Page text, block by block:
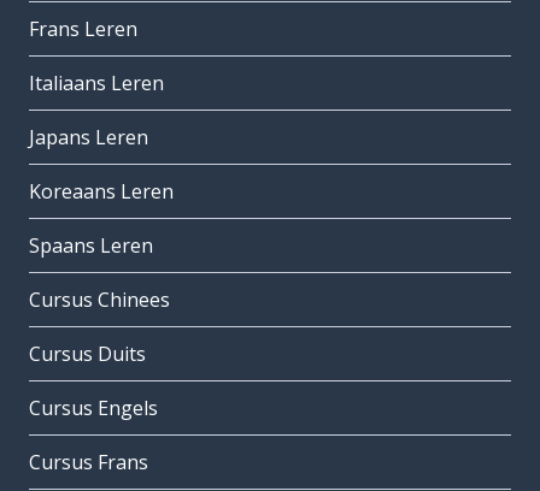
Frans Leren
Italiaans Leren
Japans Leren
Koreaans Leren
Spaans Leren
Cursus Chinees
Cursus Duits
Cursus Engels
Cursus Frans